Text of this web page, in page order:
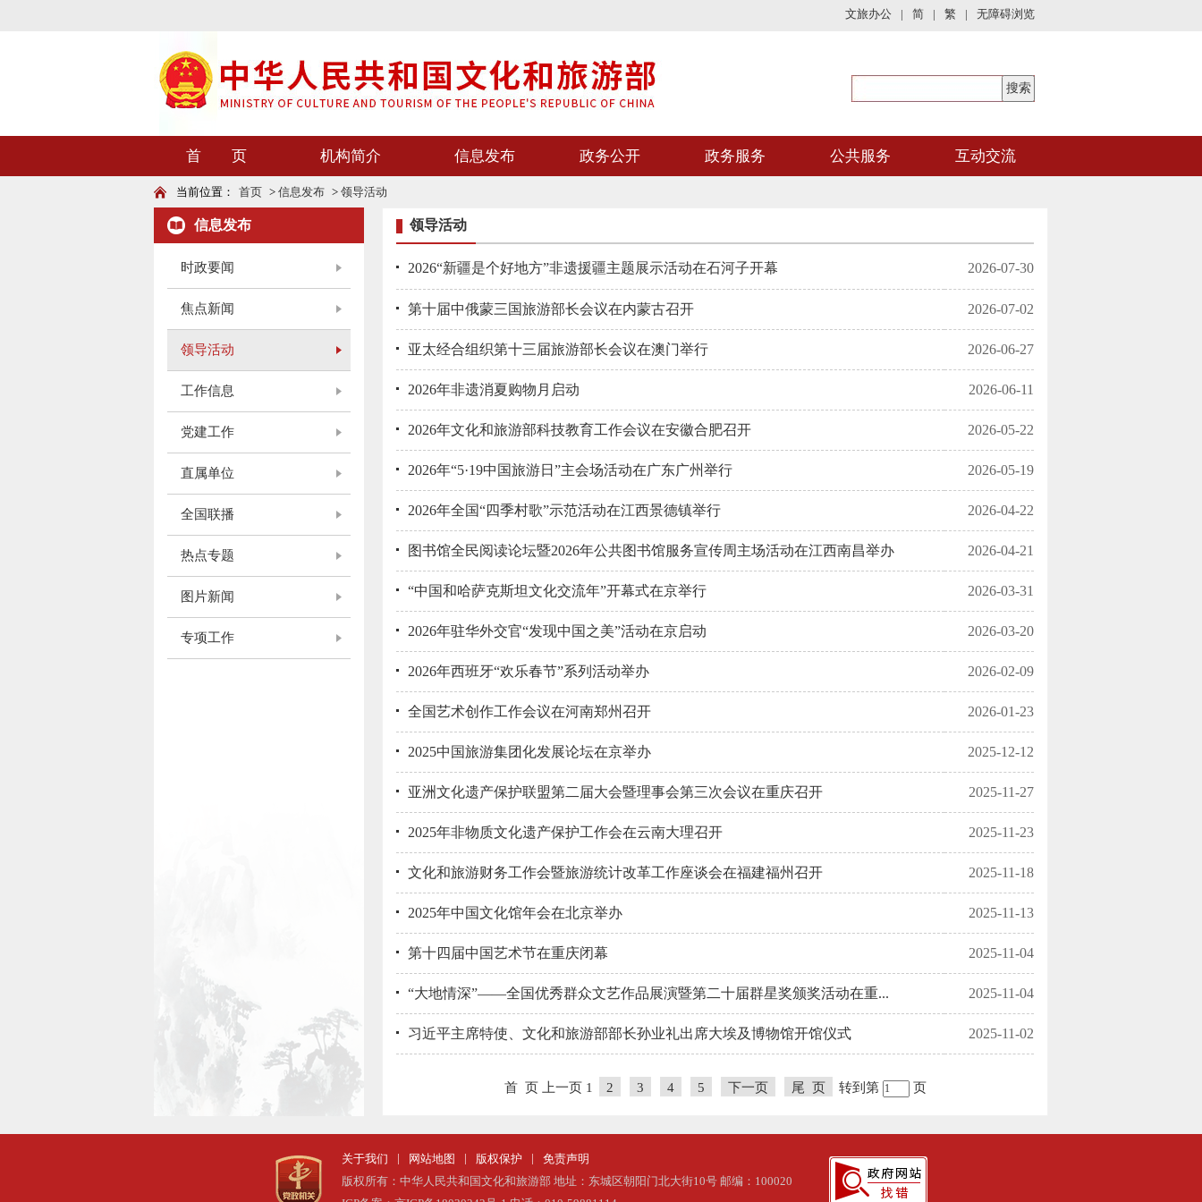
文旅办公 | 简 | 繁 | 无障碍浏览
首 页 机构简介 信息发布 政务公开 政务服务 公共服务 互动交流
当前位置： 首页 > 信息发布 > 领导活动
信息发布
时政要闻
焦点新闻
领导活动
工作信息
党建工作
直属单位
全国联播
热点专题
图片新闻
专项工作
领导活动
2026“新疆是个好地方”非遗援疆主题展示活动在石河子开幕 2026-07-30
第十届中俄蒙三国旅游部长会议在内蒙古召开 2026-07-02
亚太经合组织第十三届旅游部长会议在澳门举行 2026-06-27
2026年非遗消夏购物月启动 2026-06-11
2026年文化和旅游部科技教育工作会议在安徽合肥召开 2026-05-22
2026年“5·19中国旅游日”主会场活动在广东广州举行 2026-05-19
2026年全国“四季村歌”示范活动在江西景德镇举行 2026-04-22
图书馆全民阅读论坛暨2026年公共图书馆服务宣传周主场活动在江西南昌举办 2026-04-21
“中国和哈萨克斯坦文化交流年”开幕式在京举行 2026-03-31
2026年驻华外交官“发现中国之美”活动在京启动 2026-03-20
2026年西班牙“欢乐春节”系列活动举办 2026-02-09
全国艺术创作工作会议在河南郑州召开 2026-01-23
2025中国旅游集团化发展论坛在京举办 2025-12-12
亚洲文化遗产保护联盟第二届大会暨理事会第三次会议在重庆召开 2025-11-27
2025年非物质文化遗产保护工作会在云南大理召开 2025-11-23
文化和旅游财务工作会暨旅游统计改革工作座谈会在福建福州召开 2025-11-18
2025年中国文化馆年会在北京举办 2025-11-13
第十四届中国艺术节在重庆闭幕 2025-11-04
“大地情深”——全国优秀群众文艺作品展演暨第二十届群星奖颁奖活动在重... 2025-11-04
习近平主席特使、文化和旅游部部长孙业礼出席大埃及博物馆开馆仪式 2025-11-02
首 页 上一页 1 2 3 4 5 下一页 尾 页 转到第 页